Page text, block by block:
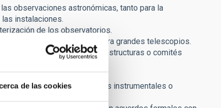
de las cookies
observaciones astronómicas, tanto para la
instalaciones.
de los observatorios.
de lugares para grandes telescopios.
para para futuras infraestructuras o comités
de nuevos proyectos instrumentales o